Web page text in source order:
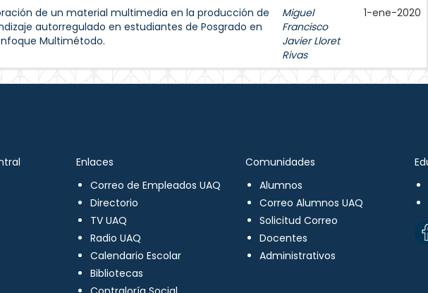
de un material multimedia en la producción de
autorregulado en estudiantes de Posgrado en
Multimétodo.
Miguel
Francisco
Javier Lloret
Rivas
1-ene-2020
Enlaces
Correo de Empleados UAQ
Directorio
TV UAQ
Radio UAQ
Calendario Escolar
Bibliotecas
Comunidades
Alumnos
Correo Alumnos UAQ
Solicitud Correo
Docentes
Administrativos